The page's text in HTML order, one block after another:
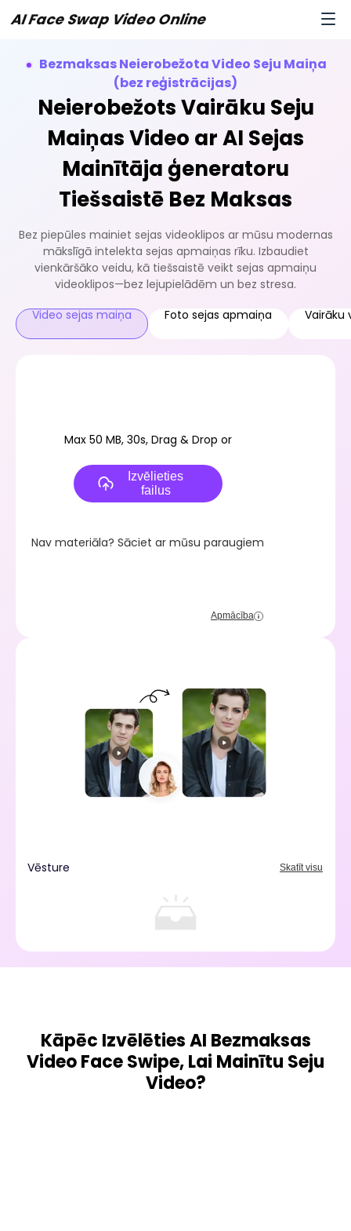
AI Face Swap Video Online
Bezmaksas Neierobežota Video Seju Maiņa
(bez reģistrācijas)
Neierobežots Vairāku Seju
Maiņas Video ar AI Sejas
Mainītāja ģeneratoru
Tiešsaistē Bez Maksas
Bez piepūles mainiet sejas videoklipos ar mūsu modernas
mākslīgā intelekta sejas apmaiņas rīku. Izbaudiet
vienkāršāko veidu, kā tiešsaistē veikt sejas apmaiņu
videoklipos—bez lejupielādēm un bez stresa.
Video sejas maiņa
Foto sejas apmaiņa Vairāku
Max 50 MB, 30s, Drag & Drop or
Izvēlieties
failus
Nav materiāla? Sāciet ar mūsu paraugiem
Apmācība
Vēsture Skatīt visu
Kāpēc Izvēlēties AI Bezmaksas
Video Face Swipe, Lai Mainītu Seju
Video?